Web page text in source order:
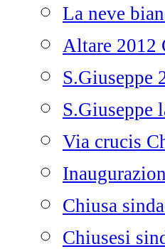
La neve
Altare 2012
S.Giuseppe
S.Giuseppe
Via crucis
Chiusa
Chiusesi